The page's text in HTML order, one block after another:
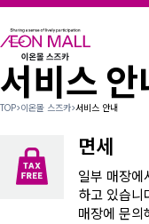
음식 & 음료
다양한 매장에서 이용 가능한
서비스 안
TOP>이온몰 스즈카>서비스 안내
면세
일부 매장
하고 있습
매장에 문의